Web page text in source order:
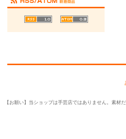
【お願い】当ショップは手芸店ではありません。素材